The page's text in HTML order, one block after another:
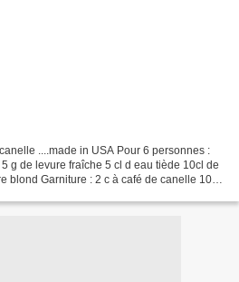
....made in USA Pour 6 personnes :
g de levure fraîche 5 cl d eau tiède 10cl de
blond Garniture : 2 c à café de canelle 100g